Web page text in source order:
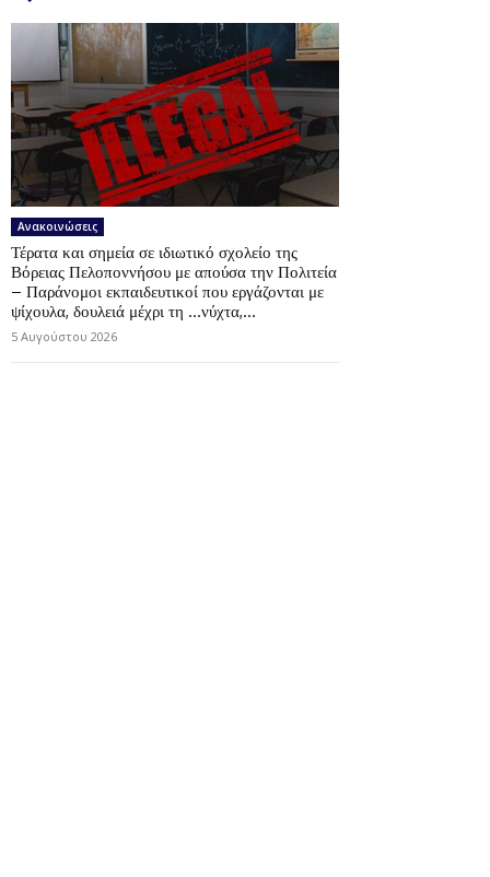
Ανακοινώσεις
Τέρατα και σημεία σε ιδιωτικό σχολείο της
Βόρειας Πελοποννήσου με απούσα την Πολιτεία
– Παράνομοι εκπαιδευτικοί που εργάζονται με
ψίχουλα, δουλειά μέχρι τη …νύχτα,...
5 Αυγούστου 2026